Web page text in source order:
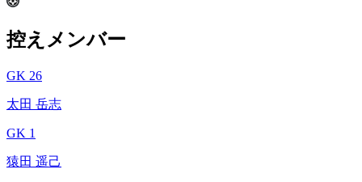
控えメンバー
GK 26
太田 岳志
GK 1
猿田 遥己